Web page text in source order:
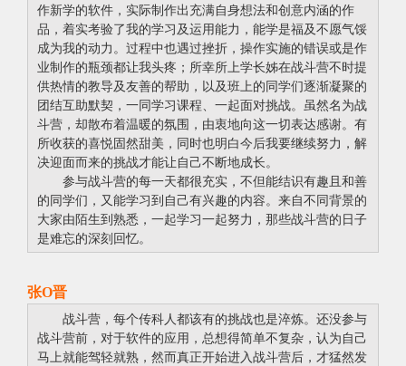
作新学的软件，实际制作出充满自身想法和创意内涵的作
品，着实考验了我的学习及运用能力，能学是福及不愿气馁
成为我的动力。过程中也遇过挫折，操作实施的错误或是作
业制作的瓶颈都让我头疼；所幸所上学长姊在战斗营不时提
供热情的教导及友善的帮助，以及班上的同学们逐渐凝聚的
团结互助默契，一同学习课程、一起面对挑战。虽然名为战
斗营，却散布着温暖的氛围，由衷地向这一切表达感谢。有
所收获的喜悦固然甜美，同时也明白今后我要继续努力，解
决迎面而来的挑战才能让自己不断地成长。
参与战斗营的每一天都很充实，不但能结识有趣且和善
的同学们，又能学习到自己有兴趣的内容。来自不同背景的
大家由陌生到熟悉，一起学习一起努力，那些战斗营的日子
是难忘的深刻回忆。
张O晋
战斗营，每个传科人都该有的挑战也是淬炼。还没参与
战斗营前，对于软件的应用，总想得简单不复杂，认为自己
马上就能驾轻就熟，然而真正开始进入战斗营后，才猛然发